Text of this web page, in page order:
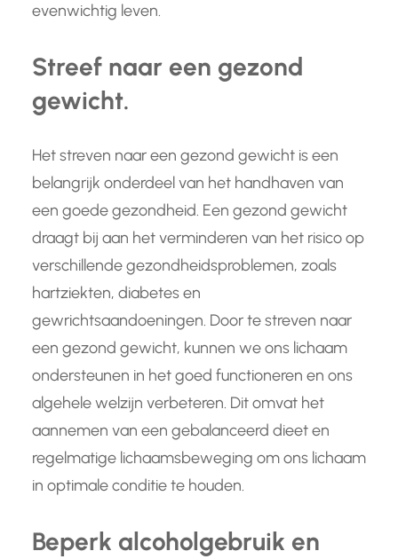
evenwichtig leven.
Streef naar een gezond
gewicht.
Het streven naar een gezond gewicht is een
belangrijk onderdeel van het handhaven van
een goede gezondheid. Een gezond gewicht
draagt bij aan het verminderen van het risico op
verschillende gezondheidsproblemen, zoals
hartziekten, diabetes en
gewrichtsaandoeningen. Door te streven naar
een gezond gewicht, kunnen we ons lichaam
ondersteunen in het goed functioneren en ons
algehele welzijn verbeteren. Dit omvat het
aannemen van een gebalanceerd dieet en
regelmatige lichaamsbeweging om ons lichaam
in optimale conditie te houden.
Beperk alcoholgebruik en